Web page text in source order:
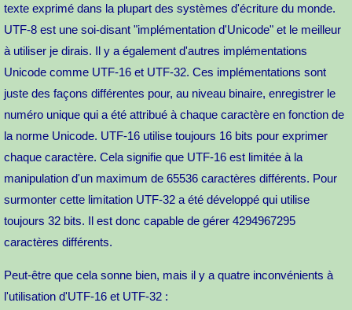
texte exprimé dans la plupart des systèmes d'écriture du monde.
UTF-8 est une soi-disant "implémentation d'Unicode" et le meilleur
à utiliser je dirais. Il y a également d'autres implémentations
Unicode comme UTF-16 et UTF-32. Ces implémentations sont
juste des façons différentes pour, au niveau binaire, enregistrer le
numéro unique qui a été attribué à chaque caractère en fonction de
la norme Unicode. UTF-16 utilise toujours 16 bits pour exprimer
chaque caractère. Cela signifie que UTF-16 est limitée à la
manipulation d'un maximum de 65536 caractères différents. Pour
surmonter cette limitation UTF-32 a été développé qui utilise
toujours 32 bits. Il est donc capable de gérer 4294967295
caractères différents.
Peut-être que cela sonne bien, mais il y a quatre inconvénients à
l'utilisation d'UTF-16 et UTF-32 :